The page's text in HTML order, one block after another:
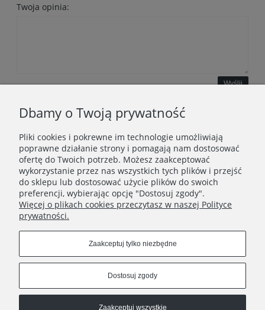
Twoja opinia:
Wyślij
WAŻNE INFORMACJE
POLECANE STRONY
Dbamy o Twoją prywatność
Pliki cookies i pokrewne im technologie umożliwiają
poprawne działanie strony i pomagają nam dostosować
ofertę do Twoich potrzeb. Możesz zaakceptować
wykorzystanie przez nas wszystkich tych plików i przejść
do sklepu lub dostosować użycie plików do swoich
preferencji, wybierając opcję "Dostosuj zgody".
Więcej o plikach cookies przeczytasz w naszej Polityce
prywatności.
Zaakceptuj tylko niezbędne
Dostosuj zgody
Zaakceptuj wszystkie